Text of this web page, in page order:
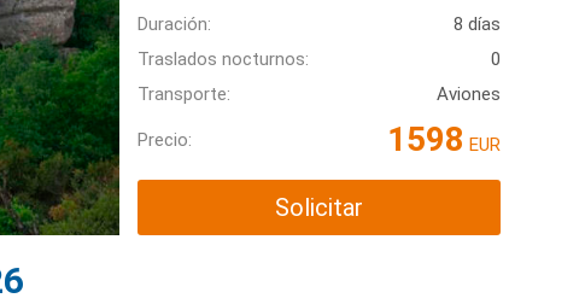
Duración:
8 días
Traslados nocturnos:
0
Transporte:
Aviones
Precio: 1598 EUR
Solicitar